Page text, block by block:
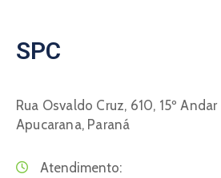
SPC
Rua Osvaldo Cruz, 610, 15º Andar
Apucarana, Paraná
Atendimento: